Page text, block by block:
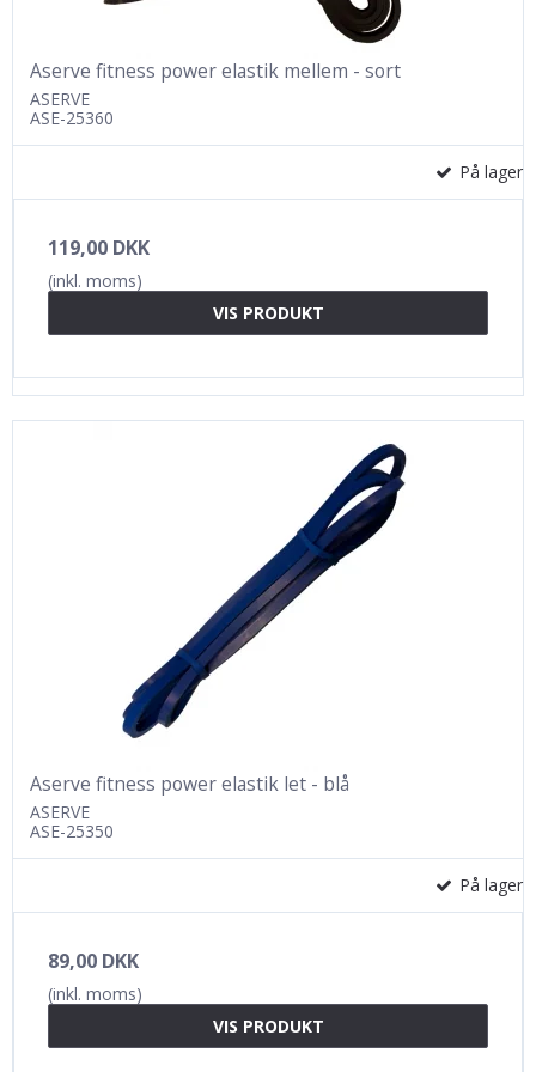
Aserve fitness power elastik mellem - sort
ASERVE
ASE-25360
På lager
119,00 DKK
(inkl. moms)
VIS PRODUKT
Aserve fitness power elastik let - blå
ASERVE
ASE-25350
På lager
89,00 DKK
(inkl. moms)
VIS PRODUKT